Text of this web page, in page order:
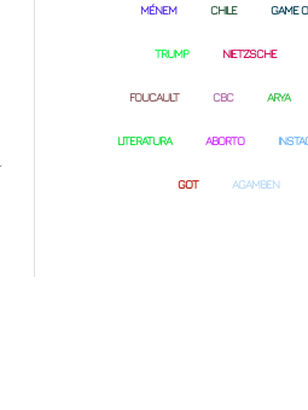
MÉNEM CHILE GAME
TRUMP NIETZSCHE
FOUCAULT CBC ARYA
LITERATURA ABORTO
GOT AGAMBEN